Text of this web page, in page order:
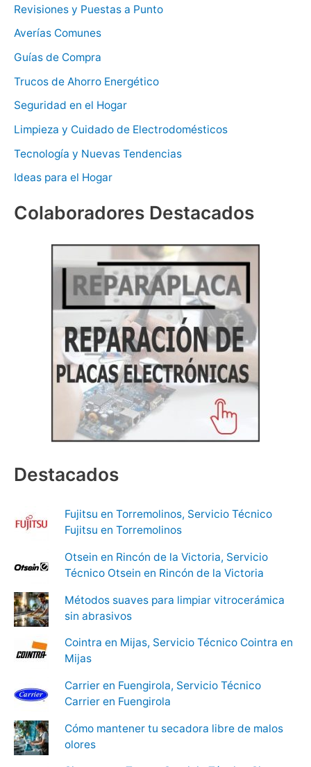
Revisiones y Puestas a Punto
Averías Comunes
Guías de Compra
Trucos de Ahorro Energético
Seguridad en el Hogar
Limpieza y Cuidado de Electrodomésticos
Tecnología y Nuevas Tendencias
Ideas para el Hogar
Colaboradores Destacados
Destacados
Fujitsu en Torremolinos, Servicio Técnico
Fujitsu en Torremolinos
Otsein en Rincón de la Victoria, Servicio
Técnico Otsein en Rincón de la Victoria
Métodos suaves para limpiar vitrocerámica
sin abrasivos
Cointra en Mijas, Servicio Técnico Cointra en
Mijas
Carrier en Fuengirola, Servicio Técnico
Carrier en Fuengirola
Cómo mantener tu secadora libre de malos
olores